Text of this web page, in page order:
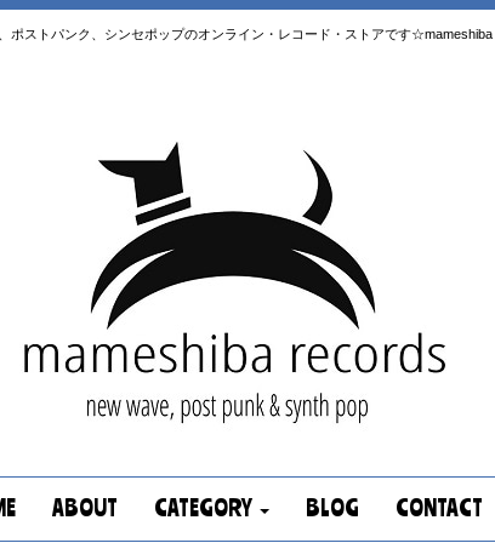
ストパンク、シンセポップのオンライン・レコード・ストアです
ABOUT CATEGORY BLOG CONTACT